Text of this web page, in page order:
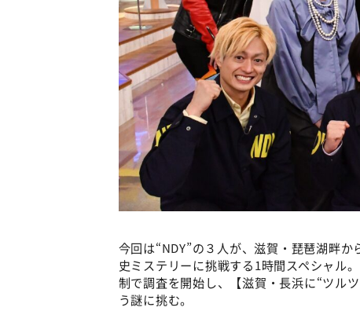
今回は“NDY”の３人が、滋賀・琵琶湖畔
史ミステリーに挑戦する1時間スペシャル
制で調査を開始し、【滋賀・長浜に“ツル
う謎に挑む。